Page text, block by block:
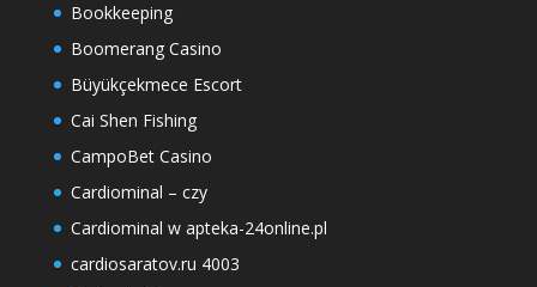
Bookkeeping
Boomerang Casino
Büyükçekmece Escort
Cai Shen Fishing
CampoBet Casino
Cardiominal – czy
Cardiominal w apteka-24online.pl
cardiosaratov.ru 4003